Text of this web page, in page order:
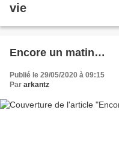
vie
Encore un matin…
Publié le 29/05/2020 à 09:15
Par arkantz